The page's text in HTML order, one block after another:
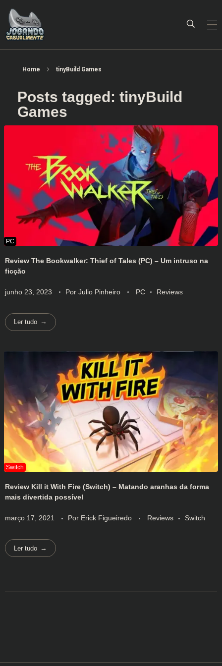
Home tinyBuild Games
Posts tagged: tinyBuild
Games
Review The Bookwalker: Thief of Tales (PC) – Um intruso na
ficção
junho 23, 2023 Por Julio Pinheiro PC Reviews
Ler tudo
Review Kill it With Fire (Switch) – Matando aranhas da forma
mais divertida possível
março 17, 2021 Por Erick Figueiredo Reviews Switch
Ler tudo